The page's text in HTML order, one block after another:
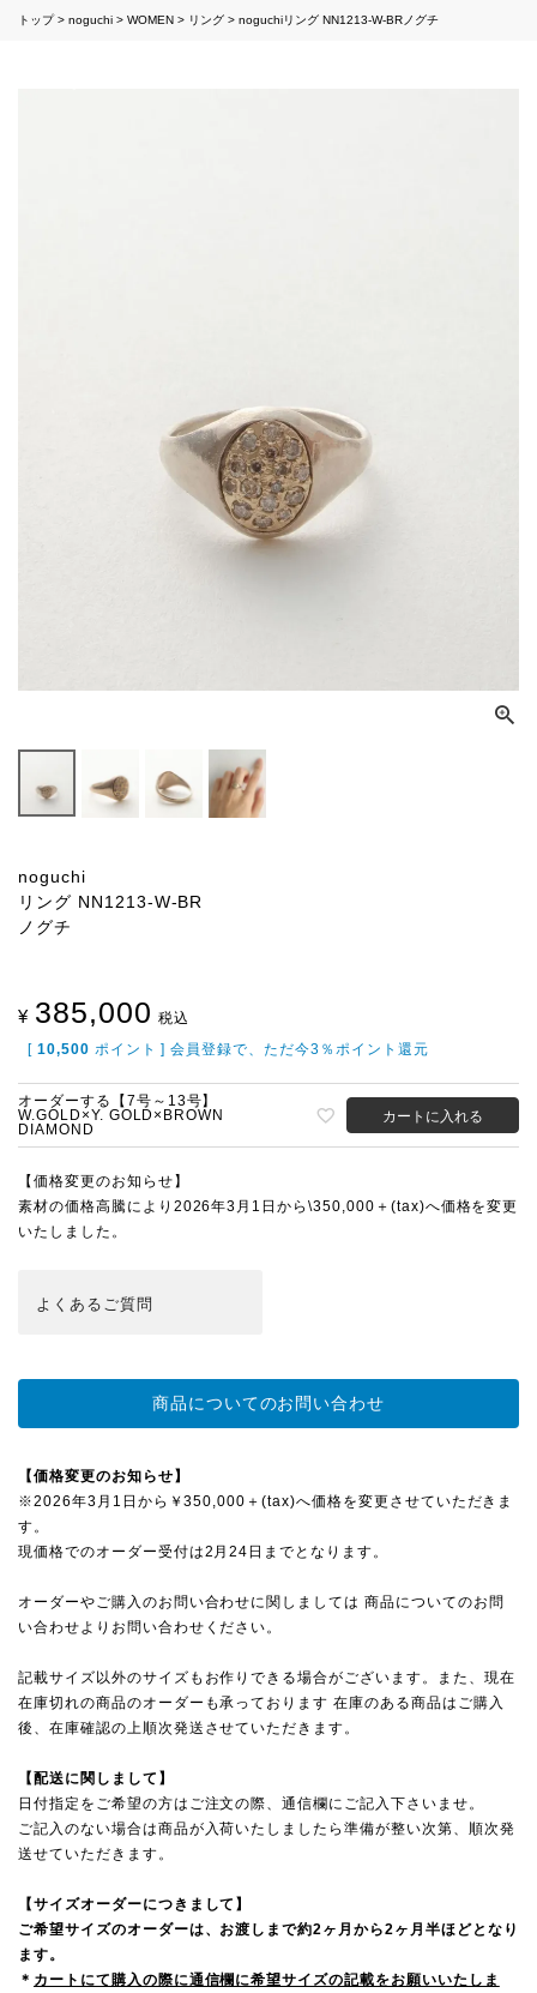
トップ noguchi WOMEN リング noguchiリング NN1213-W-BRノグチ
noguchi
リング NN1213-W-BR
ノグチ
¥ 385,000 税込
[ 10,500 ポイント ] 会員登録で、ただ今3％ポイント還元
オーダーする【7号～13号】
W.GOLD×Y. GOLD×BROWN
DIAMOND
カートに入れる
【価格変更のお知らせ】
素材の価格高騰により2026年3月1日から\350,000＋(tax)へ価格を変更
いたしました。
よくある ご質問
商品についてのお問い合わせ
【価格変更のお知らせ】
※2026年3月1日から￥350,000＋(tax)へ価格を変更させていただきま
す。
現価格でのオーダー受付は2月24日までとなります。
オーダーやご購入のお問い合わせに関しましては 商品についてのお問
い合わせよりお問い合わせください。
記載サイズ以外のサイズもお作りできる場合がございます。また、現在
在庫切れの商品のオーダーも承っております 在庫のある商品はご購入
後、在庫確認の上順次発送させていただきます。
【配送に関しまして】
日付指定をご希望の方はご注文の際、通信欄にご記入下さいませ。
ご記入のない場合は商品が入荷いたしましたら準備が整い次第、順次発
送せていただきます。
【サイズオーダーにつきまして】
ご希望サイズのオーダーは、お渡しまで約2ヶ月から2ヶ月半ほどとなり
ます。
＊ カートにて購入の際に通信欄に希望サイズの記載をお願いいたしま